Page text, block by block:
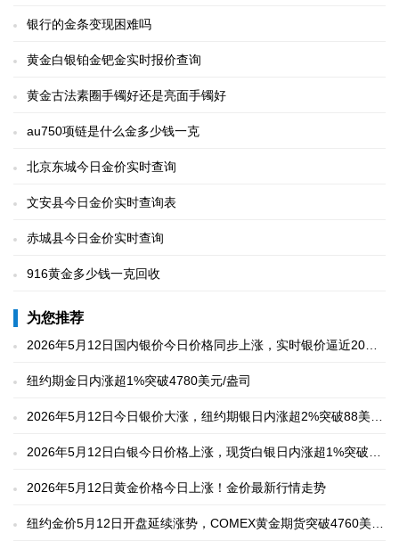
银行的金条变现困难吗
黄金白银铂金钯金实时报价查询
黄金古法素圈手镯好还是亮面手镯好
au750项链是什么金多少钱一克
北京东城今日金价实时查询
文安县今日金价实时查询表
赤城县今日金价实时查询
916黄金多少钱一克回收
为您推荐
2026年5月12日国内银价今日价格同步上涨，实时银价逼近20元/
纽约期金日内涨超1%突破4780美元/盎司
2026年5月12日今日银价大涨，纽约期银日内涨超2%突破88美
2026年5月12日白银今日价格上涨，现货白银日内涨超1%突破87
2026年5月12日黄金价格今日上涨！金价最新行情走势
纽约金价5月12日开盘延续涨势，COMEX黄金期货突破4760美